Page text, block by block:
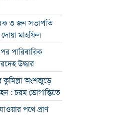
৩ জন সভাপতি
মাহফিল
পারিবারিক
উদ্ধার
কুমিল্লা অংশজুড়ে
: চরম ভোগান্তিতে
পথে প্রাণ